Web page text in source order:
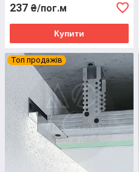
Різноманітний–
можливість
плінтуса у будь-
колір та вибору
кольорів LED
робить вибір
безмежним.
Вічний–
корозії,
перепадам
механічним
237 ₴/пог.м
Купити
Топ продажів